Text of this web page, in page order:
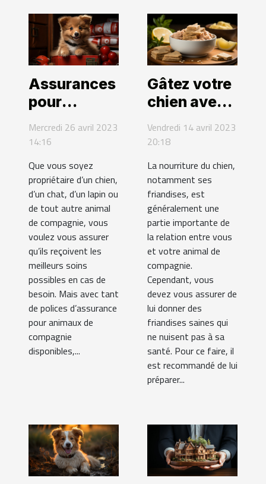
Assurances
pour
animaux de
compagnie :
options ?
Mercredi 26 avril 2023
14:16
Que vous soyez
propriétaire d’un chien,
d’un chat, d’un lapin ou
de tout autre animal
de compagnie, vous
voulez vous assurer
qu’ils reçoivent les
meilleurs soins
possibles en cas de
besoin. Mais avec tant
de polices d’assurance
pour animaux de
compagnie
disponibles,...
Gâtez votre
chien avec
des
friandises
maison
Vendredi 14 avril 2023
20:18
La nourriture du chien,
notamment ses
friandises, est
généralement une
partie importante de
la relation entre vous
et votre animal de
compagnie.
Cependant, vous
devez vous assurer de
lui donner des
friandises saines qui
ne nuisent pas à sa
santé. Pour ce faire, il
est recommandé de lui
préparer...